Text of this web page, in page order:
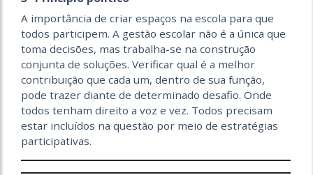
A importância de criar espaços na escola para que
todos participem. A gestão escolar não é a única que
toma decisões, mas trabalha-se na construção
conjunta de soluções. Verificar qual é a melhor
contribuição que cada um, dentro de sua função,
pode trazer diante de determinado desafio. Onde
todos tenham direito a voz e vez. Todos precisam
estar incluí­dos na questão por meio de estratégias
participativas.